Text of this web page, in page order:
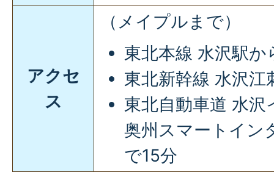
アクセ
ス
（メイプルまで）
東北本線 水沢駅か
東北新幹線 水沢江
東北自動車道 水
奥州スマートイン
で15分